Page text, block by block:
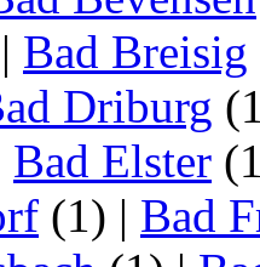
| Bad Breisig
Driburg
Bad Elster
(1) | Bad